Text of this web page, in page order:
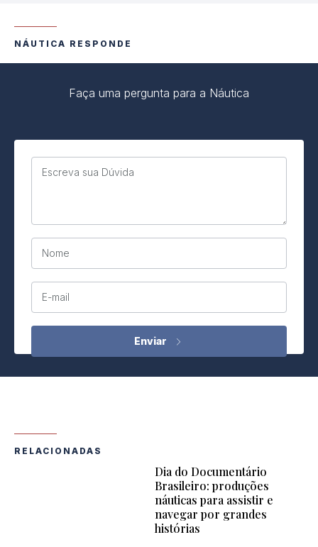
NÁUTICA RESPONDE
Faça uma pergunta para a Náutica
Escreva sua Dúvida
Nome
E-mail
RELACIONADAS
Dia do Documentário
Brasileiro: produções
náuticas para assistir e
navegar por grandes
histórias